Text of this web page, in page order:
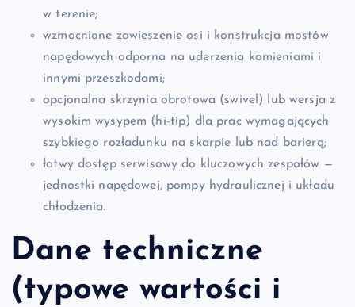
w terenie;
wzmocnione zawieszenie osi i konstrukcja mostów
napędowych odporna na uderzenia kamieniami i
innymi przeszkodami;
opcjonalna skrzynia obrotowa (swivel) lub wersja z
wysokim wysypem (hi-tip) dla prac wymagających
szybkiego rozładunku na skarpie lub nad barierą;
łatwy dostęp serwisowy do kluczowych zespołów —
jednostki napędowej, pompy hydraulicznej i układu
chłodzenia.
Dane techniczne
(typowe wartości i